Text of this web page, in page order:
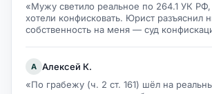
«Мужу светило реальное по 264.1 УК
хотели конфисковать. Юрист разъяснил
собственность на меня — суд
А Алексей К.
«По грабежу (ч. 2 ст. 161) шёл на